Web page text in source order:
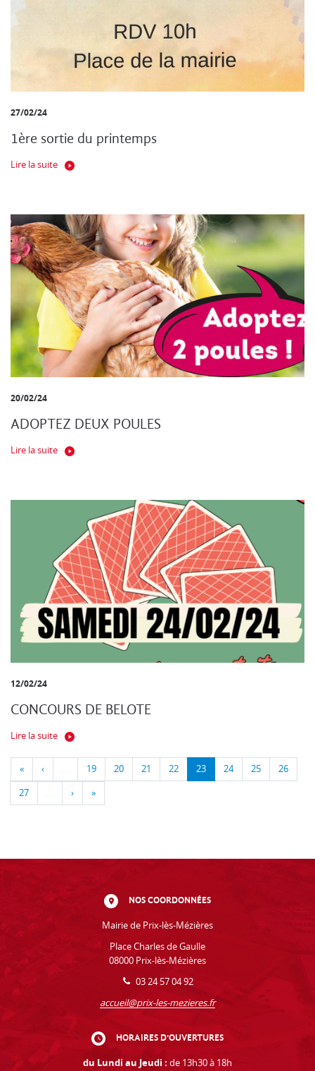
27/02/24
1ère sortie du printemps
Lire la suite
20/02/24
ADOPTEZ DEUX POULES
Lire la suite
12/02/24
CONCOURS DE BELOTE
Lire la suite
« ‹ … 19 20 21 22 23 24 25 26
27 … › »
NOS COORDONNÉES
Mairie de Prix-lès-Mézières
Place Charles de Gaulle
08000 Prix-lès-Mézières
03 24 57 04 92
accueil@prix-les-mezieres.fr
HORAIRES D'OUVERTURES
du Lundi au Jeudi : de 13h30 à 18h